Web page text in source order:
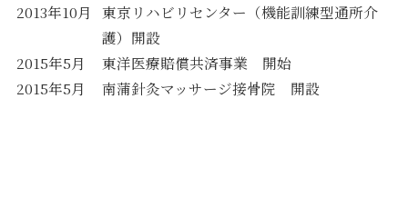
2013年10月
東京リハビリセンター（機能訓練型通所介
護）開設
2015年5月
東洋医療賠償共済事業 開始
2015年5月
南蒲針灸マッサージ接骨院 開設